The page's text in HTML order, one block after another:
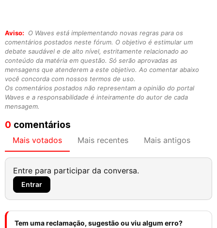
Aviso:
O Waves está implementando novas regras para os
comentários postados neste fórum. O objetivo é estimular um
debate saudável e de alto nível, estritamente relacionado ao
conteúdo da matéria em questão. Só serão aprovadas as
mensagens que atenderem a este objetivo. Ao comentar abaixo
você concorda com nossos termos de uso.
Os comentários postados não representam a opinião do portal
Waves e a responsabilidade é inteiramente do autor de cada
mensagem.
0 comentários
Mais votados Mais recentes Mais antigos
Entre para participar da conversa.
Entrar
Tem uma reclamação, sugestão ou viu algum erro?